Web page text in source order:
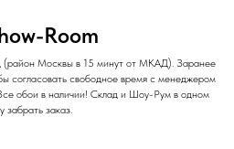
Room
(район Москвы в 15 минут от МКАД). Заранее
согласовать свободное время с менеджером
обои в наличии! Склад и Шоу-Рум в одном
заказ.